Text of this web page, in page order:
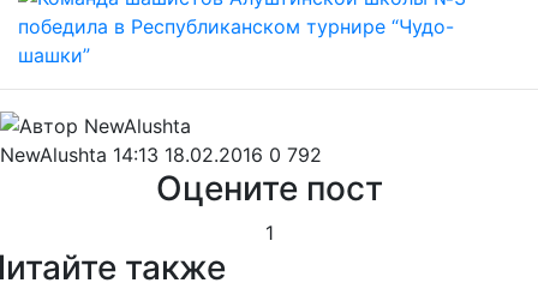
NewAlushta 14:13 18.02.2016 0 792
Оцените пост
1
также